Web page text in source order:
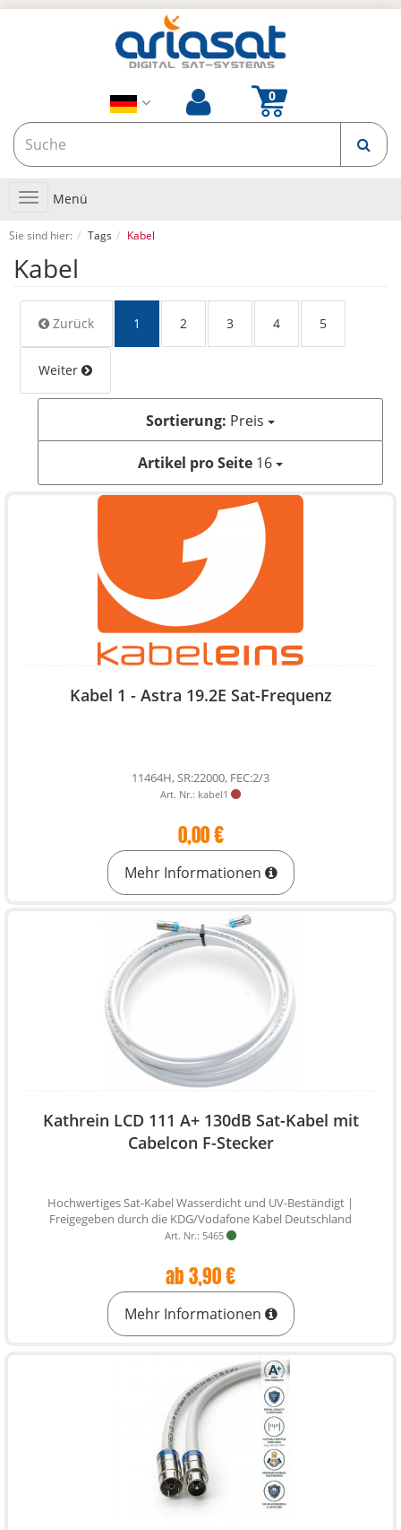
Toggle
navigation
Menü
Sie sind hier: Tags Kabel
Kabel
Zurück 1 2 3 4 5
Weiter
Sortierung: Preis
Artikel pro Seite 16
Kabel 1 - Astra 19.2E Sat-Frequenz
11464H, SR:22000, FEC:2/3
Art. Nr.: kabel1
0,00 €
Mehr Informationen
Kathrein LCD 111 A+ 130dB Sat-Kabel mit
Cabelcon F-Stecker
Hochwertiges Sat-Kabel Wasserdicht und UV-Beständigt |
Freigegeben durch die KDG/Vodafone Kabel Deutschland
Art. Nr.: 5465
ab 3,90 €
Mehr Informationen